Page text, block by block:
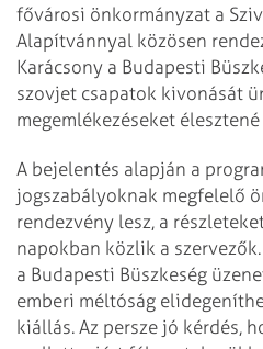
fővárosi önkormányzat a
Alapítvánnyal közösen
Karácsony a Budapesti
szovjet csapatok kivonását
megemlékezéseket
A bejelentés alapján a
jogszabályoknak megfelelő
rendezvény lesz, a
napokban közlik a
a Budapesti Büszkeség
emberi méltóság
kiállás. Az persze jó kérdés,